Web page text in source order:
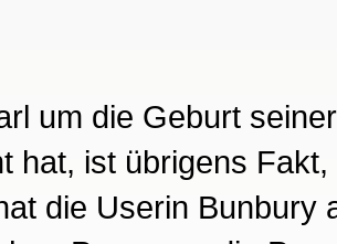
um die Geburt
hat, ist übrigens
die Userin Bunbury